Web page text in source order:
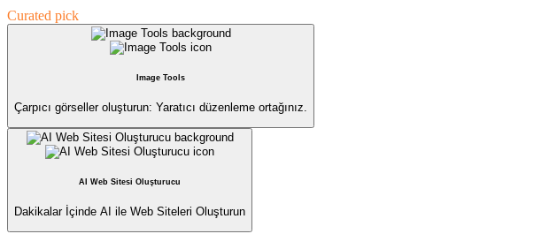
Curated pick
Image Tools
Çarpıcı görseller oluşturun: Yaratıcı düzenleme ortağınız.
AI Web Sitesi Oluşturucu
Dakikalar İçinde AI ile Web Siteleri Oluşturun